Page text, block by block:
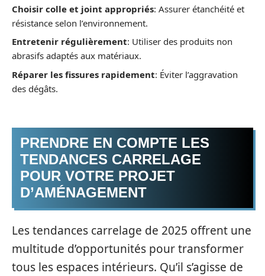
Choisir colle et joint appropriés: Assurer étanchéité et
résistance selon l’environnement.
Entretenir régulièrement: Utiliser des produits non
abrasifs adaptés aux matériaux.
Réparer les fissures rapidement: Éviter l’aggravation
des dégâts.
PRENDRE EN COMPTE LES
TENDANCES CARRELAGE
POUR VOTRE PROJET
D’AMÉNAGEMENT
Les tendances carrelage de 2025 offrent une
multitude d’opportunités pour transformer
tous les espaces intérieurs. Qu’il s’agisse de